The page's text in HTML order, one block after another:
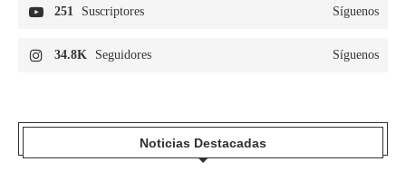
251 Suscriptores Síguenos
34.8K Seguidores Síguenos
Noticias Destacadas